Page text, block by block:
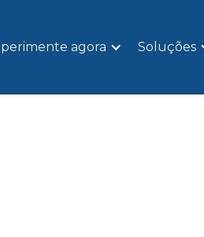
agora Soluções